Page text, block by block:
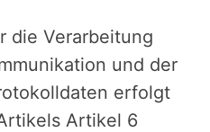
die Verarbeitung
und der
erfolgt
Artikel 6